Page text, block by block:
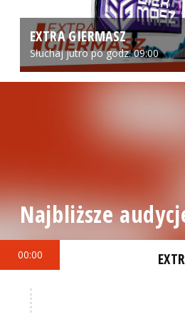
EXTRA GIERMASZ
Słuchaj jutro po godz. 09:00
Najbliższe
00:00